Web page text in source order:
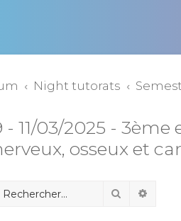
Night tutorats
- 11/03/2025 -
osseux et
Rechercher